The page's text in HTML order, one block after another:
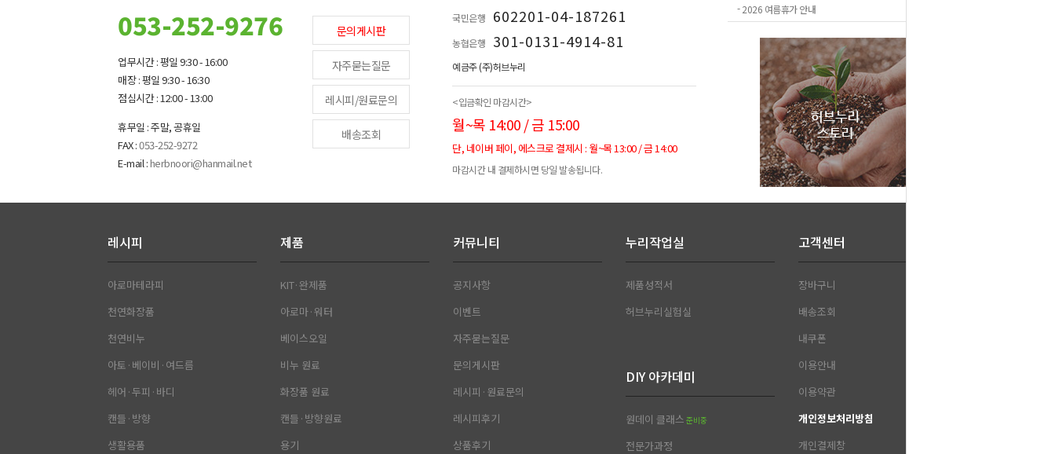
053-252-9276
업무시간 : 평일 9:30 - 16:00
매장 : 평일 9:30 - 16:30
점심시간 : 12:00 - 13:00
휴무일 : 주말, 공휴일
FAX :053-252-9272
E-mail :herbnoori@hanmail.net
문의게시판
자주묻는질문
레시피/원료문의
배송조회
국민은행 602201-04-187261
농협은행 301-0131-4914-81
예금주 (주)허브누리
<입금확인 마감시간>
월~목 14:00 / 금 15:00
단, 네이버 페이, 에스크로 결제시 : 월~목 13:00 / 금 14:00
마감시간 내 결제하시면 당일 발송됩니다.
-2026 여름휴가 안내
레시피
아로마테라피
천연화장품
천연비누
아토·베이비·여드름
헤어·두피·바디
캔들·방향
생활용품
제품
KIT·완제품
아로마·워터
베이스오일
비누 원료
화장품 원료
캔들·방향원료
용기
커뮤니티
공지사항
이벤트
자주묻는질문
문의게시판
레시피·원료문의
레시피후기
상품후기
누리작업실
제품성적서
허브누리실험실
DIY 아카데미
원데이 클래스 준비중
전문가과정
고객센터
장바구니
배송조회
내쿠폰
이용안내
이용약관
개인정보처리방침
개인결제창